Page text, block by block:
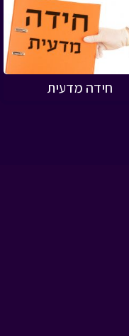
חידה מדעית